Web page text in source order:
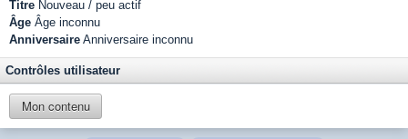
Titre Nouveau / peu actif
Âge Âge inconnu
Anniversaire Anniversaire inconnu
Contrôles utilisateur
Mon contenu